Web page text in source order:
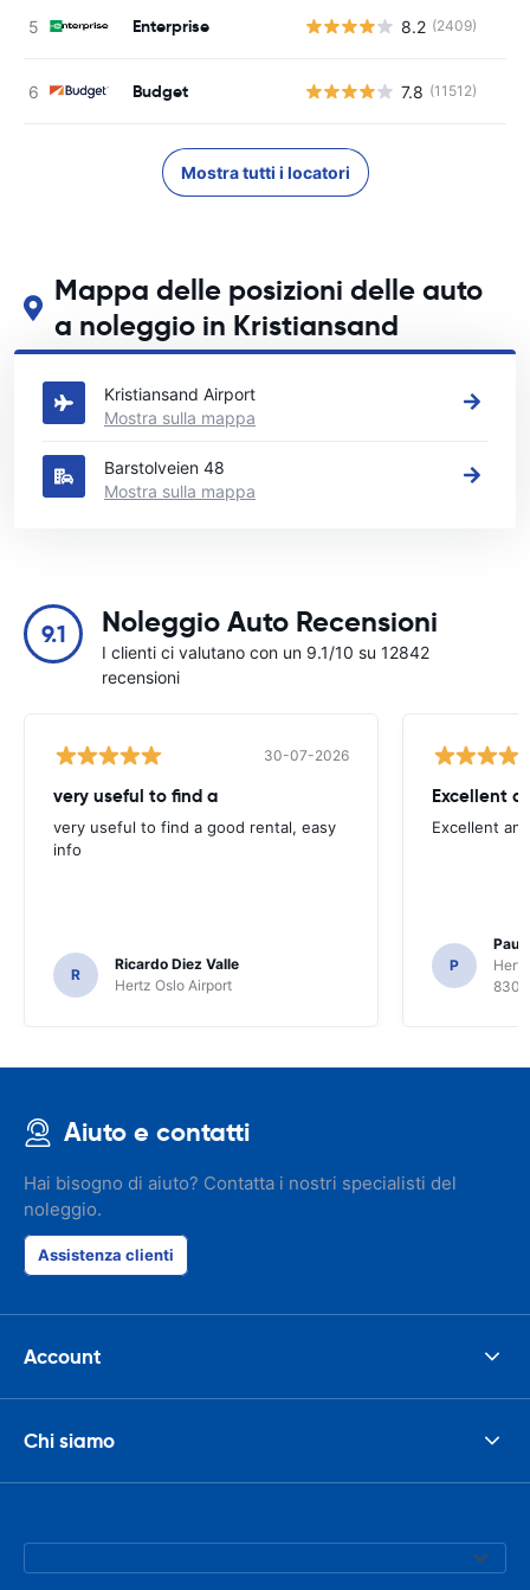
Enterprise 8.2 (2409)
Budget 7.8 (11512)
Mostra tutti i locatori
Mappa delle posizioni delle auto
a noleggio in Kristiansand
Guarda le nostre principali sedi di autonoleggio in Kristiansand
Kristiansand Airport
Mostra sulla mappa
Barstolveien 48
Mostra sulla mappa
9.1 Noleggio Auto Recensioni
I clienti ci valutano con un 9.1/10 su 12842
recensioni
30-07-2026
very useful to find a
very useful to find a good rental, easy
info
R
Ricardo Diez Valle
Hertz Oslo Airport
Excellent
Excellent
P
Paul
8300
Aiuto e contatti
Hai bisogno di aiuto? Contatta i nostri specialisti del
noleggio.
Assistenza clienti
Account
Chi siamo